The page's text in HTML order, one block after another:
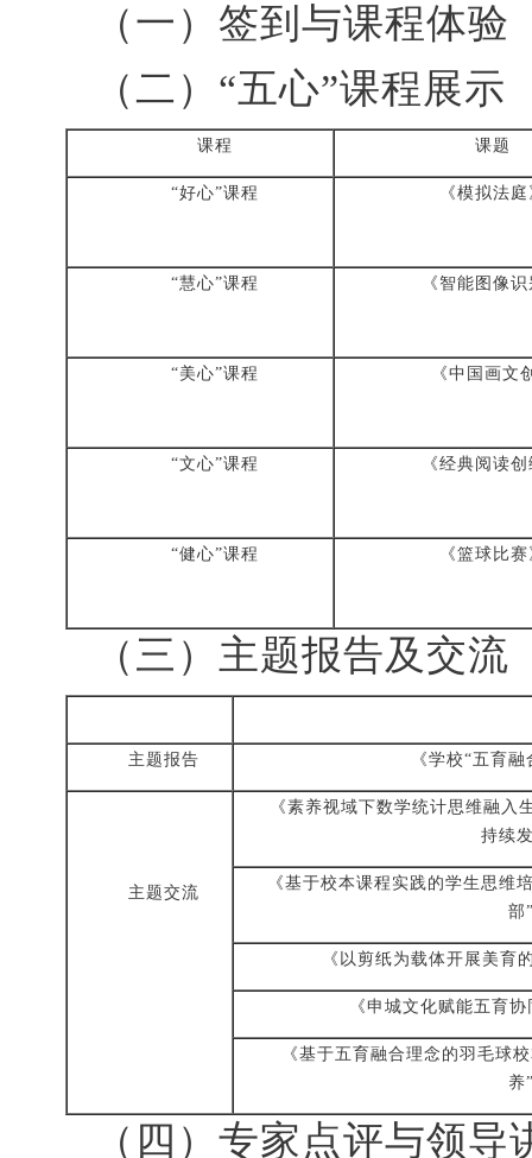
（一 ）签到与课程体验
（二） “五心”课程展示
课程 课题
“好心”课程 《模拟法
“慧心”课程 《智能图像
“美心”课程 《中国画文
“文心”课程 《经典阅读
“健心”课程 《篮球比
（三） 主题报告及交流
主题报告 《学校“五育融
主题交流
《素养视域下数学统计思维融入
持续
《基于校本课程实践的学生思维
部
《以剪纸为载体开展美育
《申城文化赋能五育
《基于五育融合理念的羽毛球
养
（四） 专家点评与领导